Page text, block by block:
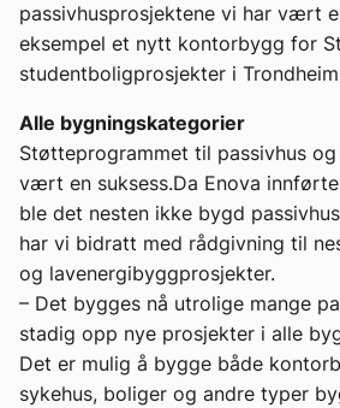
passivhusprosjektene vi har vært
eksempel et nytt kontorbygg for
studentboligprosjekter i
Alle bygningskategorier
Støtteprogrammet til passivhus
vært en suksess.Da Enova
ble det nesten ikke bygd
har vi bidratt med rådgivning til
og lavenergibyggprosjekter.
– Det bygges nå utrolige mange
stadig opp nye prosjekter i alle
Det er mulig å bygge både
sykehus, boliger og andre typer